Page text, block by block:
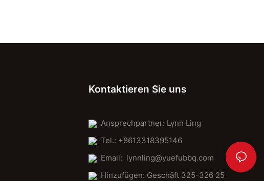
Kontaktieren Sie uns
Ansprechpartner: Lynn Ling
Tel.: +8613318395146
Email: lynnling@yuefubbq.com
Hinzufügen: Geschäft 325-326 25